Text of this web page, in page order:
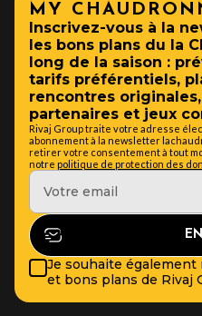
MY
Inscrivez-vous à la
les bons plans du la
long de la saison :
tarifs préférentiels,
rencontres
partenaires et jeux
Rivaj Group traite votre adresse
abonnement à la newsletter
retirer votre consentement à tout
notre politique de protection des
Je souhaite
et bons plans de Rivaj